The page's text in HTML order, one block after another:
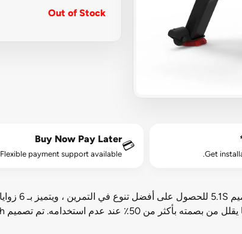
Out of Stock
Get
💳
Buy Now Pay Later
Flexible payment support available.